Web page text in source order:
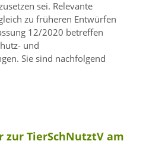
sei. Relevante
zu früheren Entwürfen
12/2020 betreffen
und
Sie sind nachfolgend
zur TierSchNutztV am